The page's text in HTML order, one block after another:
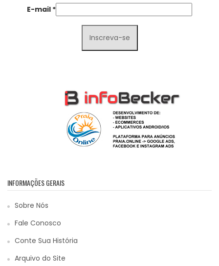
E-mail *
INFORMAÇÕES GERAIS
Sobre Nós
Fale Conosco
Conte Sua História
Arquivo do Site